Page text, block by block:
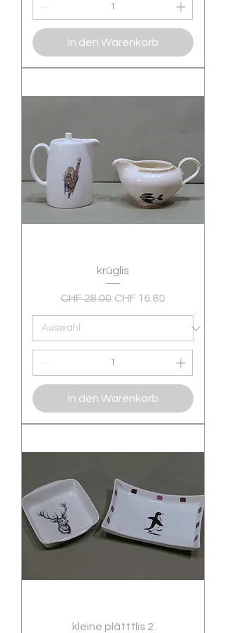
In den Warenkorb
krüglis
Standardpreis
CHF 28.00 Sale-Preis
CHF 16.80
In den Warenkorb
kleine plätttlis 2